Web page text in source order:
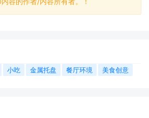
小吃 金属托盘 餐厅环境
美食创意